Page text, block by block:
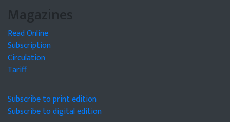
Magazines
Read Online
Subscription
Circulation
Tariff
Subscribe to print edition
Subscribe to digital edition